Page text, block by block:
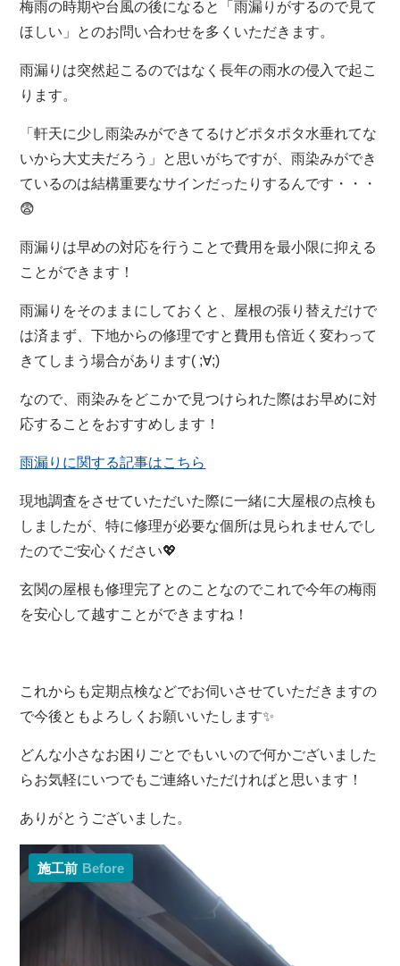
梅雨の時期や台風の後になると「雨漏りがするので見て
ほしい」とのお問い合わせを多くいただきます。
雨漏りは突然起こるのではなく長年の雨水の侵入で起こ
ります。
「軒天に少し雨染みができてるけどポタポタ水垂れてな
いから大丈夫だろう」と思いがちですが、雨染みができ
ているのは結構重要なサインだったりするんです・・・
😨
雨漏りは早めの対応を行うことで費用を最小限に抑える
ことができます！
雨漏りをそのままにしておくと、屋根の張り替えだけで
は済まず、下地からの修理ですと費用も倍近く変わって
きてしまう場合があります( ;∀;)
なので、雨染みをどこかで見つけられた際はお早めに対
応することをおすすめします！
雨漏りに関する記事はこちら
現地調査をさせていただいた際に一緒に大屋根の点検も
しましたが、特に修理が必要な個所は見られませんでし
たのでご安心ください💖
玄関の屋根も修理完了とのことなのでこれで今年の梅雨
を安心して越すことができますね！
これからも定期点検などでお伺いさせていただきますの
で今後ともよろしくお願いいたします✨
どんな小さなお困りごとでもいいので何かございました
らお気軽にいつでもご連絡いただければと思います！
ありがとうございました。
施工前 Before